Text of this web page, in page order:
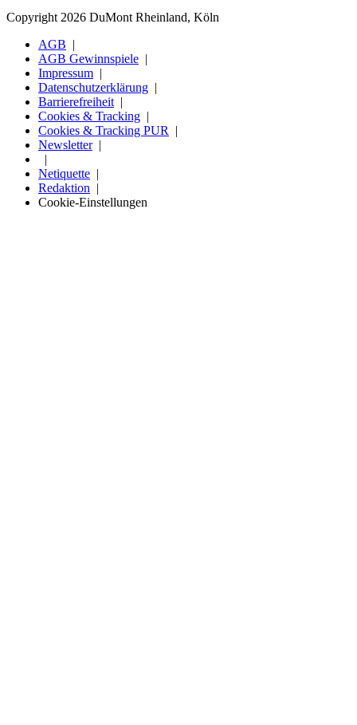
Copyright 2026 DuMont Rheinland, Köln
AGB
AGB Gewinnspiele
Impressum
Datenschutzerklärung
Barrierefreiheit
Cookies & Tracking
Cookies & Tracking PUR
Newsletter
Netiquette
Redaktion
Cookie-Einstellungen